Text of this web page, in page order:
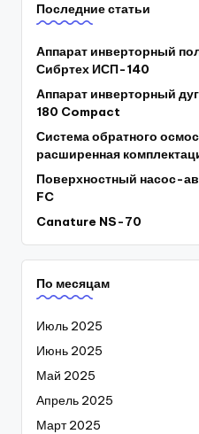
Последние статьи
Аппарат инверторный
Сибртех ИСП-140
Аппарат инверторный
180 Compact
Система обратного
расширенная
Поверхностный насос-
FC
Canature NS-70
По месяцам
Июль 2025
Июнь 2025
Май 2025
Апрель 2025
Март 2025